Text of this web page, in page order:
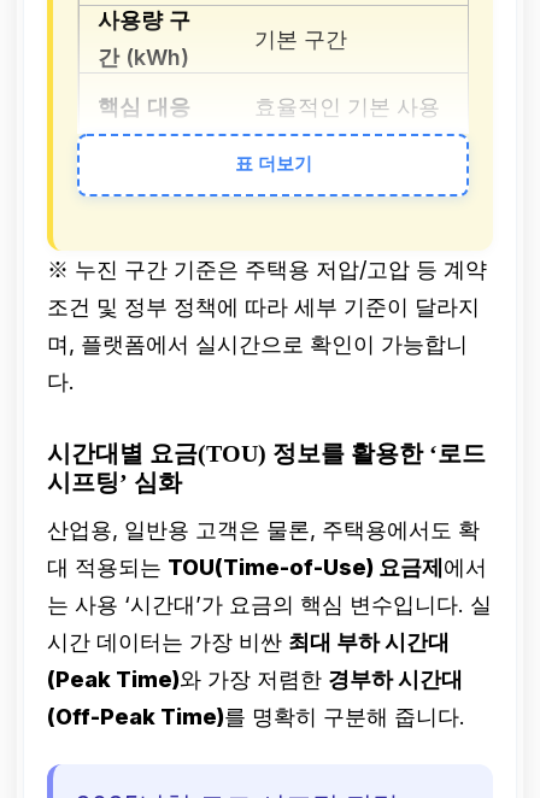
기본 구간
효율적인 기본 사용
습관 유지
중간 사용량 진입
사용량주 3회 모니
3단계 (위험)
최대 단가 적용 구
간
예상 요금 폭등 직
전, 즉각적인 전력
표 더보기
※ 누진 구간 기준은 주택용 저압/고압 등 계약
조건 및 정부 정책에 따라 세부 기준이 달라지
며, 플랫폼에서 실시간으로 확인이 가능합니
다.
시간대별 요금(TOU) 정보를 활용한 ‘로드
시프팅’ 심화
산업용, 일반용 고객은 물론, 주택용에서도 확
대 적용되는 TOU(Time-of-Use) 요금제에서
는 사용 ‘시간대’가 요금의 핵심 변수입니다. 실
시간 데이터는 가장 비싼 최대 부하 시간대
(Peak Time)와 가장 저렴한 경부하 시간대
(Off-Peak Time)를 명확히 구분해 줍니다.